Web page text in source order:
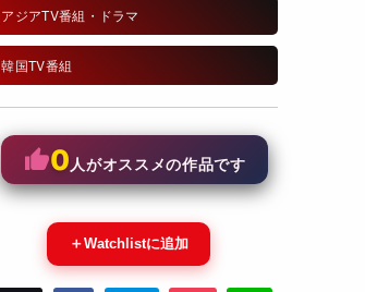
アジアTV番組・ドラマ
韓国TV番組
0人がオススメの作品です
＋Watchlistに追加